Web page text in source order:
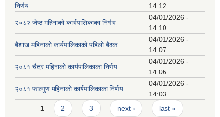
निर्णय
14:12
२०८२ जेष्ठ महिनाको कार्यपालिकाका निर्णय
04/01/2026 -
14:10
बैशाख महिनाको कार्यपालिकाको पहिलो बैठक
04/01/2026 -
14:07
२०८१ चैत्र महिनाको कार्यपालिकाका निर्णय
04/01/2026 -
14:06
२०८१ फाल्गुण महिनाको कार्यपालिकाका निर्णय
04/01/2026 -
14:03
Pages
1 2 3 next › last »